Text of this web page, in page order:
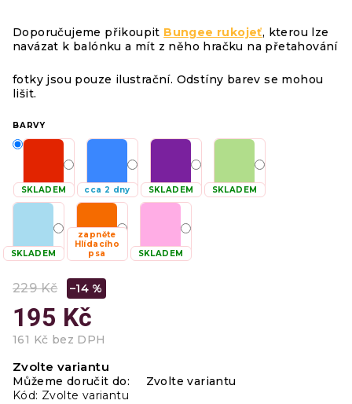
Doporučujeme přikoupit Bungee rukojeť, kterou lze
navázat k balónku a mít z něho hračku na přetahování
fotky jsou pouze ilustrační. Odstíny barev se mohou
lišit.
BARVY
SKLADEM cca 2 dny SKLADEM SKLADEM
SKLADEM
zapněte
Hlídacího
psa
SKLADEM
229 Kč –14 %
195 Kč
161 Kč bez DPH
cena:
Zvolte variantu
Můžeme doručit do:
Zvolte variantu
Kód: Zvolte variantu